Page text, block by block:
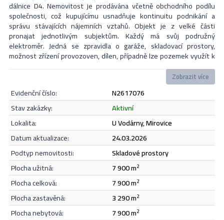
Souhlasím sezásadami ochrany osobních údajů.
Odeslat
dálnice D4. Nemovitost je prodávána včetně obchodního podílu
společnosti, což kupujícímu usnadňuje kontinuitu podnikání a
správu stávajících nájemních vztahů. Objekt je z velké části
pronajat jednotlivým subjektům. Každý má svůj podružný
elektroměr. Jedná se zpravidla o garáže, skladovací prostory,
možnost zřízení provozoven, dílen, případně lze pozemek využít k
jiným komerčním účelům, v blízkosti koleje. Sociální zázemí
vyřešeno v objektu bývalé váhy. V areálu bude k dispozici i jedna
bytová jednotka cca 52 m2, nyní je ve fázi dokončení rekonstrukce.
Celý areál je oplocený. Info o výši nájmu a další informace k objektu
na vyžádání u makléře.
Zobrazit více
evidenční číslo:
N2617076
stav zakázky:
aktivní
lokalita:
U Vodárny, Mirovice
datum aktualizace:
24.03.2026
podtyp nemovitosti:
skladové prostory
plocha užitná:
7 900 m2
plocha celková: 7 900 m2
plocha zastavěná: 3 290 m2
plocha nebytová: 7 900 m2